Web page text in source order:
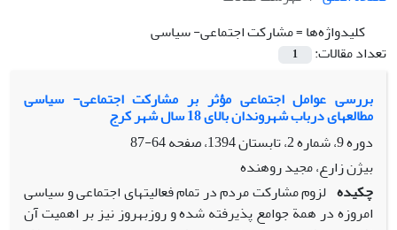
کلیدواژه‌ها =مشارکت اجتماعی- سیاسی
تعداد مقالات:
1
بررسی عوامل اجتماعی مؤثر بر مشارکت اجتماعی- سیاسی
مطالعهای درباب شهروندان بالای 18 سال شهر کرج
دوره 9، شماره 2، تابستان 1394، صفحه
64-87
بیژن زارع، مجید روهنده
چکیده لزوم مشارکت مردم در تمام فعالیتهای اجتماعی و سیاسی
امروزه در همة جوامع پذیرفته شده و روزبهروز نیز بر اهمیت آن